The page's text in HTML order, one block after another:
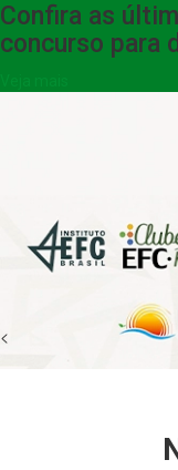
Confira as
concurso para
<